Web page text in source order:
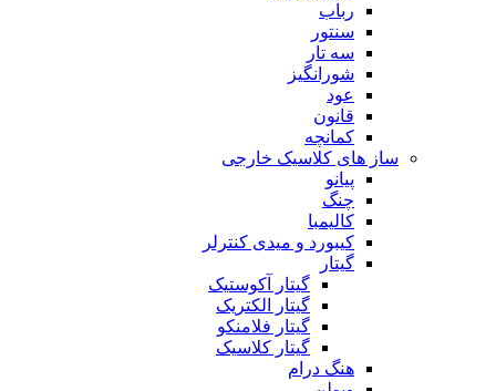
رباب
سنتور
سه تار
شورانگیز
عود
قانون
کمانچه
ساز های کلاسیک خارجی
پیانو
چنگ
کالیمبا
کیبورد و میدی کنترلر
گیتار
گیتار آکوستیک
گیتار الکتریک
گیتار فلامنکو
گیتار کلاسیک
هنگ درام